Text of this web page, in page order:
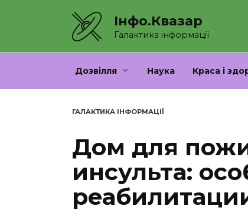
Інфо.Квазар
Галактика інформації
Дозвілля Наука Краса і
ГАЛАКТИКА ІНФОРМАЦІЇ
Дом для
инсульта: